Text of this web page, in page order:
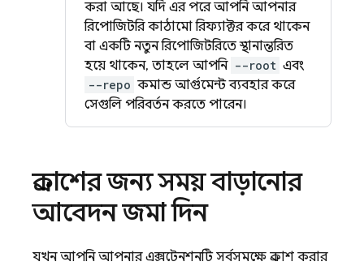
করা আছে। যদি এর পরে আপনি আপনার
রিপোজিটরি কাঠামো রিফ্যাক্টর করে থাকেন
বা একটি নতুন রিপোজিটরিতে স্থানান্তরিত
হয়ে থাকেন, তাহলে আপনি --root এবং
--repo কমান্ড আর্গুমেন্ট ব্যবহার করে
সেগুলি পরিবর্তন করতে পারেন।
প্রকাশের জন্য সময় বাড়ানোর
আবেদন জমা দিন
যখন আপনি আপনার এক্সটেনশনটি সর্বসমক্ষে প্রকাশ করার